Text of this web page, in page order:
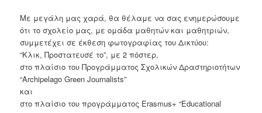
Με μεγάλη μας χαρά, θα θέλαμε να σας ενημερώσουμε
ότι το σχολείο μας, με ομάδα μαθητών και μαθητριών,
συμμετέχει σε έκθεση φωτογραφίας του Δικτύου:
“Κλικ, Προστατευσέ το”, με 2 πόστερ,
στο πλαίσιο του Προγράμματος Σχολικών Δραστηριοτήτων
“Archipelago Green Journalists”
και
στο πλαίσιο του προγράμματος Erasmus+ “Educational